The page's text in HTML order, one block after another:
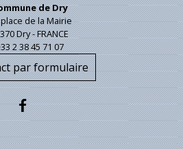
de Dry
de la Mairie
Dry - FRANCE
2 38 45 71 07
par formulaire